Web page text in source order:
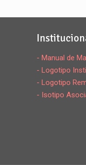
- Manual de
- Logotipo
- Logotipo
- Isotipo